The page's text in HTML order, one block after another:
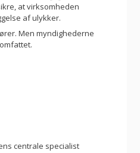
at virksomheden
af ulykker.
Men myndighederne
centrale specialist